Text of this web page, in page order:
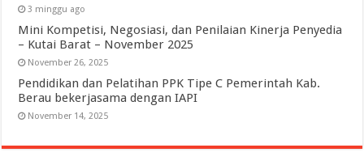
3 minggu ago
Mini Kompetisi, Negosiasi, dan Penilaian Kinerja Penyedia
– Kutai Barat – November 2025
November 26, 2025
Pendidikan dan Pelatihan PPK Tipe C Pemerintah Kab.
Berau bekerjasama dengan IAPI
November 14, 2025